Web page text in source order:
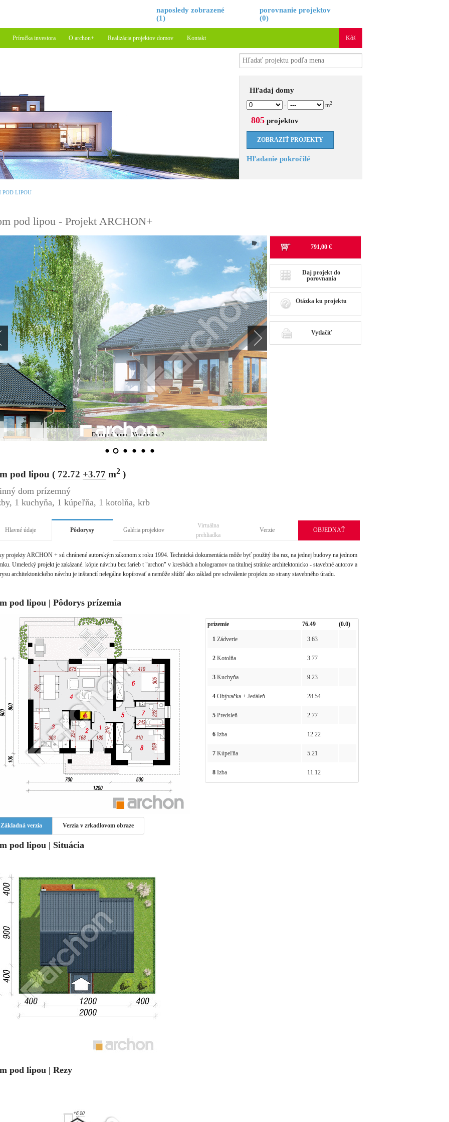
naposledy zobrazené
(1)
porovnanie projektov
(0)
Príručka investora O archon+ Realizácia projektov domov Kontakt Kôš
Hľadaj domy
- m2
805projektov
Hľadanie pokročilé
POD LIPOU
pod lipou - Projekt ARCHON+
Dom pod lipou - Vizualizácia 2
791,00 €
Daj projekt do
porovnania
Otázka ku projektu
Vytlačiť
pod lipou ( 72.72 +3.77 m2)
dom prízemný
1 kuchyňa, 1 kúpeľňa, 1 kotolňa, krb
Hlavné údaje Pôdorysy Galéria projektov
Virtuálna
prehliadka
Verzie OBJEDNAŤ
projekty ARCHON + sú chránené autorským zákonom z roku 1994. Technická dokumentácia môže byť použitý iba raz, na jednej budovy na jednom
Umelecký projekt je zakázané. kópie návrhu bez farieb t "archon" v kresbách a hologramov na titulnej stránke architektonicko - stavebné autorov a
architektonického návrhu je inštancií nelegálne kopírovať a nemôže slúžiť ako základ pre schválenie projektu zo strany stavebného úradu.
pod lipou | Pôdorys prízemia
Základná verzia Verzia v zrkadlovom obraze
prízemie 76.49 (0.0)
1Zádverie 3.63
2Kotolňa 3.77
3Kuchyňa 9.23
4Obývačka + Jedáleň 28.54
5Predsieň 2.77
6Izba 12.22
7Kúpeľňa 5.21
8Izba 11.12
pod lipou | Situácia
pod lipou | Rezy